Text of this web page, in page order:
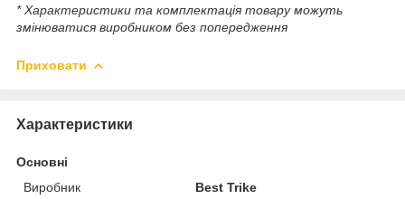
* Характеристики та комплектація товару можуть
змінюватися виробником без попередження
Приховати
Характеристики
Основні
Виробник
Best Trike